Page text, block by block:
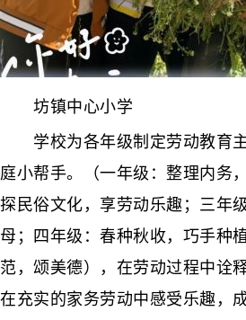
坊镇中心小学
学校为各年级制定劳动教育主
庭小帮手。（一年级：整理内务
探民俗文化，享劳动乐趣；三年
母；四年级：春种秋收，巧手种
范，颂美德），在劳动过程中诠
在充实的家务劳动中感受乐趣，